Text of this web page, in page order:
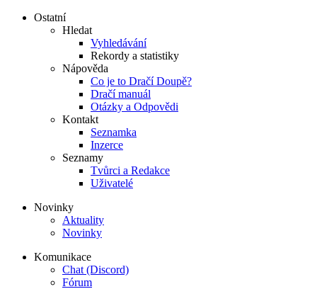
Ostatní
Hledat
Vyhledávání
Rekordy a statistiky
Nápověda
Co je to Dračí Doupě?
Dračí manuál
Otázky a Odpovědi
Kontakt
Seznamka
Inzerce
Seznamy
Tvůrci a Redakce
Uživatelé
Novinky
Aktuality
Novinky
Komunikace
Chat (Discord)
Fórum